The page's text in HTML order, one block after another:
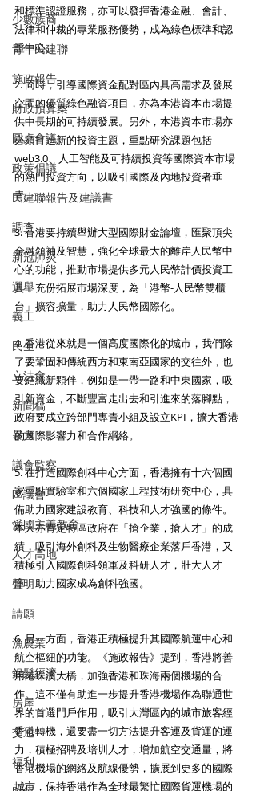
少數族裔
青年民建聯
施政報告
財政預算案
圓桌會議
政策倡議
民建聯報告及建議書
調查
新冠肺炎
選舉
義工
民生
立法會
新聞稿
暴力
議會監察
區議會
愛國主義教育
人才高地
聲明
請願
漁農業
銀髮經濟
房屋
交通
福利
和標準認證服務，亦可以發揮香港金融、會計、
法律和仲裁的專業服務優勢，成為綠色標準和認
證中心。
2. 同時，引導國際資金配對區內具高需求及發展
空間的優質綠色融資項目，亦為本港資本市場提
供中長期的可持續發展。另外，本港資本市場亦
必須打造新的投資主題，重點研究課題包括
web3.0、人工智能及可持續投資等國際資本市場
的熱門投資方向，以吸引國際及內地投資者垂
青。
3. 香港要持續舉辦大型國際財金論壇，匯聚頂尖
金融領袖及智慧，強化全球最大的離岸人民幣中
心的功能，推動市場提供多元人民幣計價投資工
具，充份拓展市場深度，為「港幣-人民幣雙櫃
台」擴容擴量，助力人民幣國際化。
4. 香港從來就是一個高度國際化的城市，我們除
了要鞏固和傳統西方和東南亞國家的交往外，也
要結織新顆伴，例如是一帶一路和中東國家，吸
引新資金，不斷豐富走出去和引進來的落腳點，
政府要成立跨部門專責小組及設立KPI，擴大香港
的國際影響力和合作綱絡。
5. 在打造國際創科中心方面，香港擁有十六個國
家重點實驗室和六個國家工程技術研究中心，具
備助力國家建設教育、科技和人才強國的條件。
本人亦肯定特區政府在「搶企業，搶人才」的成
績，吸引海外創科及生物醫療企業落戶香港，又
積極引入國際創科領軍及科研人才，壯大人才
庫，助力國家成為創科強國。
6. 另一方面，香港正積極提升其國際航運中心和
航空樞紐的功能。《施政報告》提到，香港將善
用港珠澳大橋，加強香港和珠海兩個機場的合
作。這不僅有助進一步提升香港機場作為聯通世
界的首選門戶作用，吸引大灣區內的城市旅客經
香港轉機，還要盡一切方法提升客運及貨運的運
力，積極招聘及培圳人才，增加航空交通量，將
香港機場的網絡及航線優勢，擴展到更多的國際
城市，保持香港作為全球最繁忙國際貨運機場的